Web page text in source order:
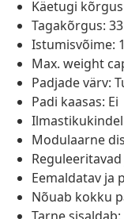
Käetugi
Tagakõrgus:
Istumisvõime:
Max. weight
Padjade värv:
Padi kaasas: Ei
Ilmastikukindel
Modulaarne
Eemaldatav ja
Nõuab kokku